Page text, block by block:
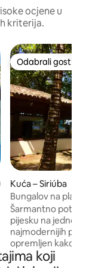
ocjene u
kriterija.
4,77/5,
Odabrali gosti
Odabrali gosti
Kuća – Siriúba
Bungalov na plaži
Šarmantno
pijesku na jednoj
najmodernijih
opremljen kako
udoban ikoji